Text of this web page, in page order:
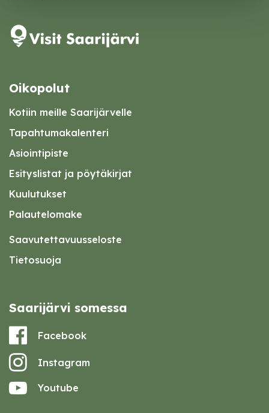
Oikopolut
Kotiin meille Saarijärvelle
Tapahtumakalenteri
Asiointipiste
Esityslistat ja pöytäkirjat
Kuulutukset
Palautelomake
Saavutettavuusseloste
Tietosuoja
Saarijärvi somessa
Facebook
Instagram
Youtube